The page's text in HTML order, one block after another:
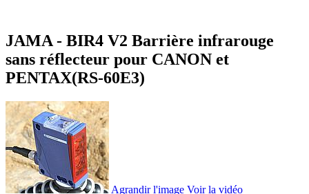
JAMA - BIR4 V2 Barrière infrarouge
sans réflecteur pour CANON et
PENTAX(RS-60E3)
Agrandir l'image Voir la vidéo